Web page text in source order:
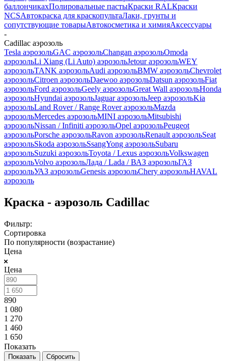
баллончикахПолировальные пастыКраски RALКраски
NCSАвтокраска для краскопультаЛаки, грунты и
сопутствующие товарыАвтокосметика и химияАксессуары
-
Cadillac аэрозоль
Tesla аэрозольGAC аэрозольChangan аэрозольOmoda
аэрозольLi Xiang (Li Auto) аэрозольJetour аэрозольWEY
аэрозольTANK аэрозольAudi аэрозольBMW аэрозольChevrolet
аэрозольCitroen аэрозольDaewoo аэрозольDatsun аэрозольFiat
аэрозольFord аэрозольGeely аэрозольGreat Wall аэрозольHonda
аэрозольHyundai аэрозольJaguar аэрозольJeep аэрозольKia
аэрозольLand Rover / Range Rover аэрозольMazda
аэрозольMercedes аэрозольMINI аэрозольMitsubishi
аэрозольNissan / Infiniti аэрозольOpel аэрозольPeugeot
аэрозольPorsche аэрозольRavon аэрозольRenault аэрозольSeat
аэрозольSkoda аэрозольSsangYong аэрозольSubaru
аэрозольSuzuki аэрозольToyota / Lexus аэрозольVolkswagen
аэрозольVolvo аэрозольЛада / Lada / ВАЗ аэрозольГАЗ
аэрозольУАЗ аэрозольGenesis аэрозольChery аэрозольHAVAL
аэрозоль
Краска - аэрозоль Cadillac
Фильтр:
Сортировка
По популярности (возрастание)
Цена
Цена
890
1 080
1 270
1 460
1 650
Показать
Сбросить